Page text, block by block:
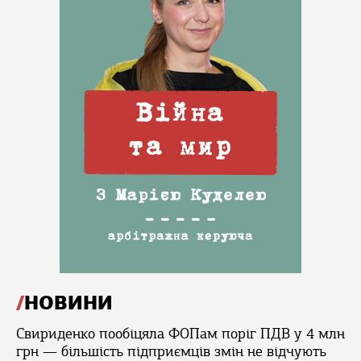
НОВИНИ
Свириденко пообіцяла ФОПам поріг ПДВ у 4 млн
грн — більшість підприємців змін не відчують